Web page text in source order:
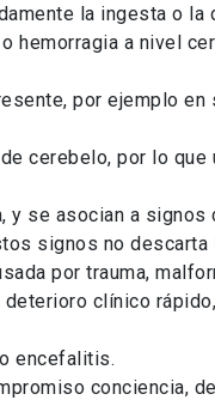
la ingesta o
hemorragia a nivel
por ejemplo en
cerebelo, por lo
se asocian a
signos no descarta
por trauma,
clínico
encefalitis.
conciencia,